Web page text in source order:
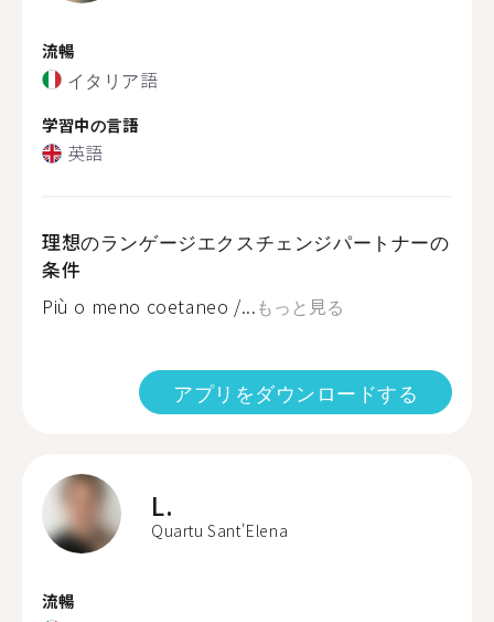
流暢
イタリア語
学習中の言語
英語
理想のランゲージエクスチェンジパートナーの
条件
Più o meno coetaneo /...もっと見る
アプリをダウンロードする
L.
Quartu Sant'Elena
流暢